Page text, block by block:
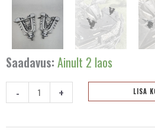
Saadavus: Ainult 2 laos
-
kujuline
+ LISA